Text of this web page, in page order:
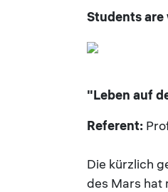
Students
"Leben auf
Referent:
Die kürzlich
des Mars hat